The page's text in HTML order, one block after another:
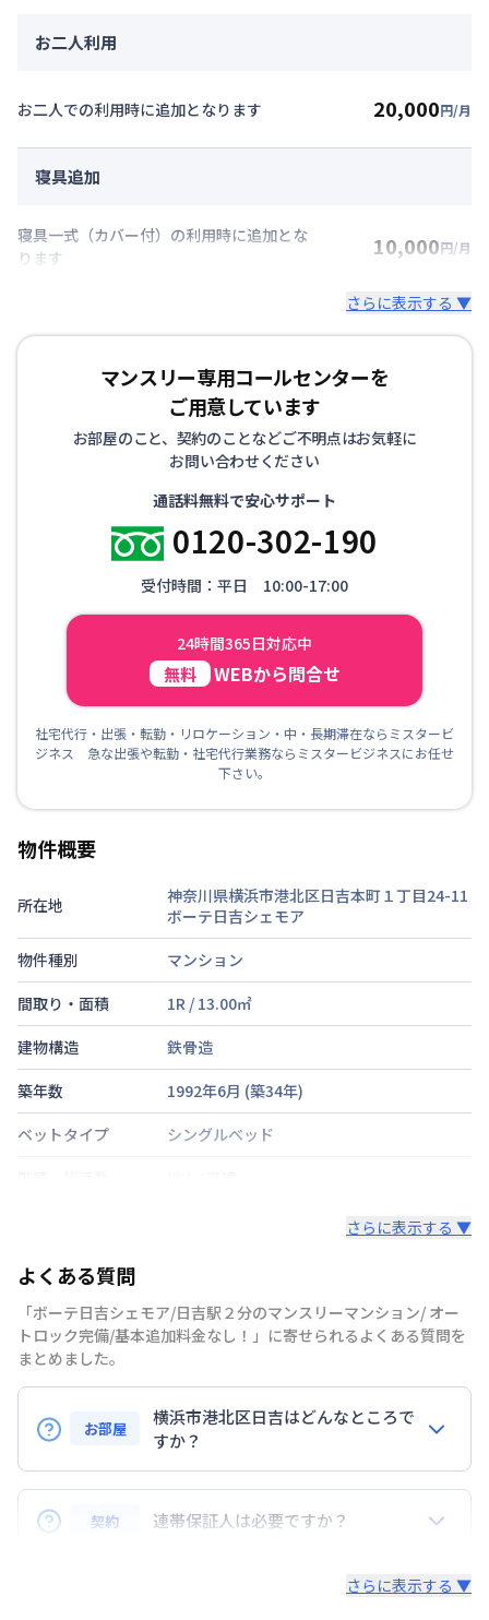
お二人利用
お二人での利用時に追加となります 20,000円/月
寝具追加
寝具一式（カバー付）の利用時に追加とな
ります
10,000円/月
さらに表示する ▼
マンスリー専用コールセンターを
ご用意しています
お部屋のこと、契約のことなどご不明点はお気軽に
お問い合わせください
通話料無料で安心サポート
0120-302-190
受付時間：平日 10:00-17:00
24時間365日対応中
無料 WEBから問合せ
社宅代行・出張・転勤・リロケーション・中・長期滞在ならミスタービ
ジネス 急な出張や転勤・社宅代行業務ならミスタービジネスにお任せ
下さい。
物件概要
所在地
神奈川県横浜市港北区日吉本町１丁目24-11
ボーテ日吉シェモア
物件種別
マンション
間取り・面積
1R / 13.00㎡
建物構造
鉄骨造
築年数
1992年6月 (築34年)
ベットタイプ
シングルベッド
部屋の向き
禁煙・喫煙
禁煙
交通
横浜市グリーンＬ日吉駅徒歩2分
定員
1名
次回更新日
情報更新日より14日以内
さらに表示する ▼
よくある質問
「ボーテ日吉シェモア/日吉駅２分のマンスリーマンション/ オー
トロック完備/基本追加料金なし！」に寄せられるよくある質問を
まとめました。
お部屋
横浜市港北区日吉はどんなところで
すか？
東京渋谷と横浜を結ぶ東横線のほぼ中央に当たりどち
らに行くのも便利です。
日吉には慶応義塾大学があり、又慶応高校、日大高校
駅の西側は商店街がありデパート、コンビニ、レスト
契約 連帯保証人は必要ですか？
さらに表示する ▼